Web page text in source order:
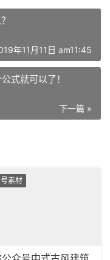
年11月11日 am11:45
式就可以了！
下一篇 »
素材